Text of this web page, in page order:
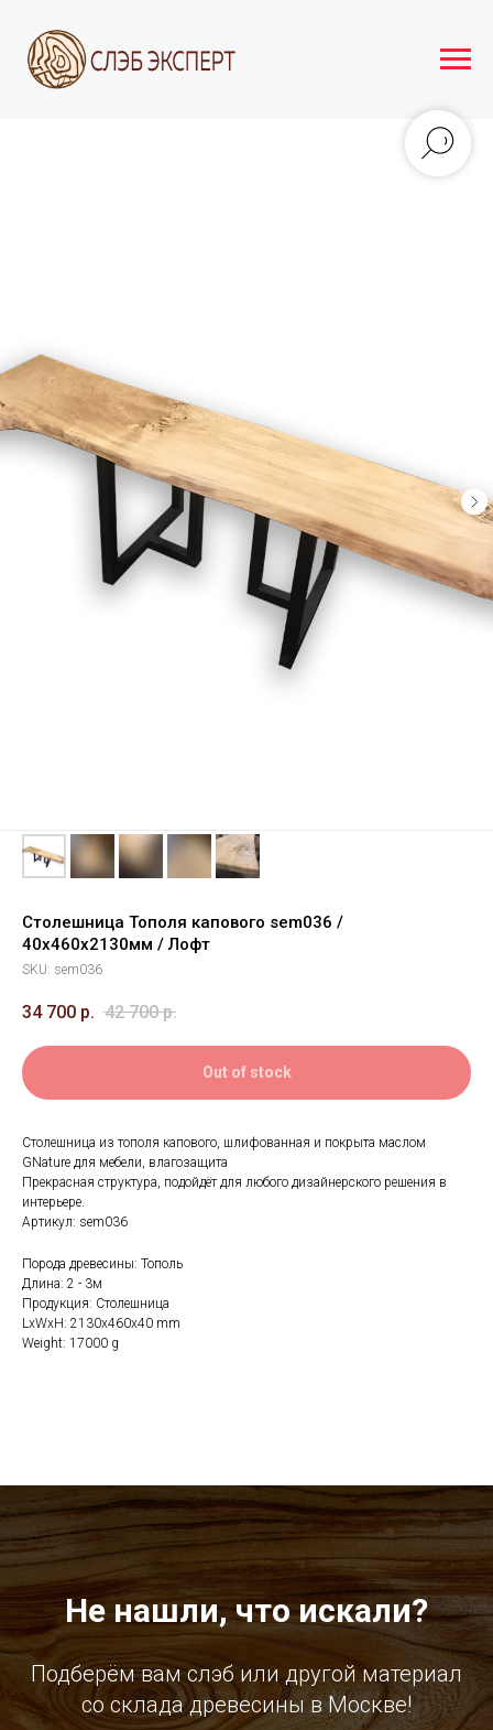
Столешница Тополя капового sem036 /
40х460х2130мм / Лофт
SKU: sem036
34 700 р. 42 700 р.
Out of stock
Столешница из тополя капового, шлифованная и покрыта маслом
GNature для мебели, влагозащита
Прекрасная структура, подойдёт для любого дизайнерского решения в
интерьере.
Артикул: sem036
Порода древесины: Тополь
Длина: 2 - 3м
Продукция: Столешница
LxWxH: 2130x460x40 mm
Weight: 17000 g
Не нашли, что искали?
Подберём вам слэб или другой материал
со склада древесины в Москве!